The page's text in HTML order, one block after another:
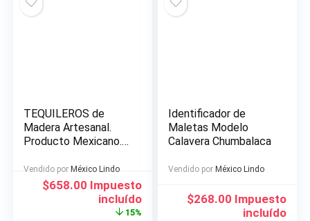
TEQUILEROS de
Madera Artesanal.
Producto Mexicano. 6
HECHO EN MEXICO
Vendido por México Lindo
El
$658.00El
precio
actual
Impuesto
incluído
15%
Identificador de
Maletas Modelo
Calavera Chumbalaca
Vendido por México Lindo
$268.00 Impuesto
incluído